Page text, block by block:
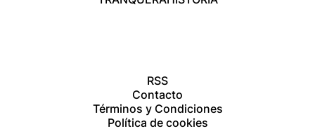
RSS
Contacto
Términos y Condiciones
Política de cookies